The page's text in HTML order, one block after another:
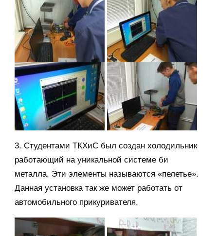
3. Студентами ТКХиС был создан холодильник
работающий на уникальной системе би
металла. Эти элементы называются «пелетье».
Данная установка так же может работать от
автомобильного прикуривателя.